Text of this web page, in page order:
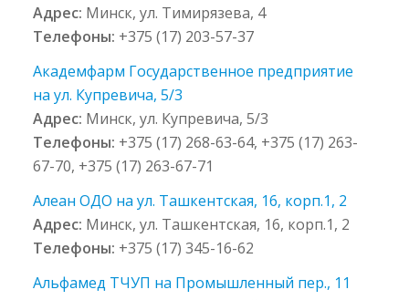
Адрес: Минск, ул. Тимирязева, 4
Телефоны: +375 (17) 203-57-37
Академфарм Государственное предприятие
на ул. Купревича, 5/3
Адрес: Минск, ул. Купревича, 5/3
Телефоны: +375 (17) 268-63-64, +375 (17) 263-
67-70, +375 (17) 263-67-71
Алеан ОДО на ул. Ташкентская, 16, корп.1, 2
Адрес: Минск, ул. Ташкентская, 16, корп.1, 2
Телефоны: +375 (17) 345-16-62
Альфамед ТЧУП на Промышленный пер., 11